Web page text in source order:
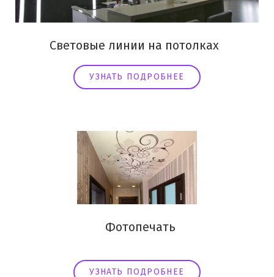
Световые линии на потолках
УЗНАТЬ ПОДРОБНЕЕ
Фотопечать
УЗНАТЬ ПОДРОБНЕЕ